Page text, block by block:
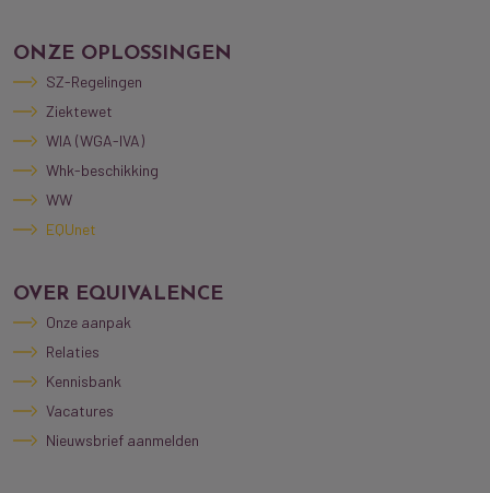
ONZE OPLOSSINGEN
SZ-Regelingen
Ziektewet
WIA (WGA-IVA)
Whk-beschikking
WW
EQUnet
OVER EQUIVALENCE
Onze aanpak
Relaties
Kennisbank
Vacatures
Nieuwsbrief aanmelden